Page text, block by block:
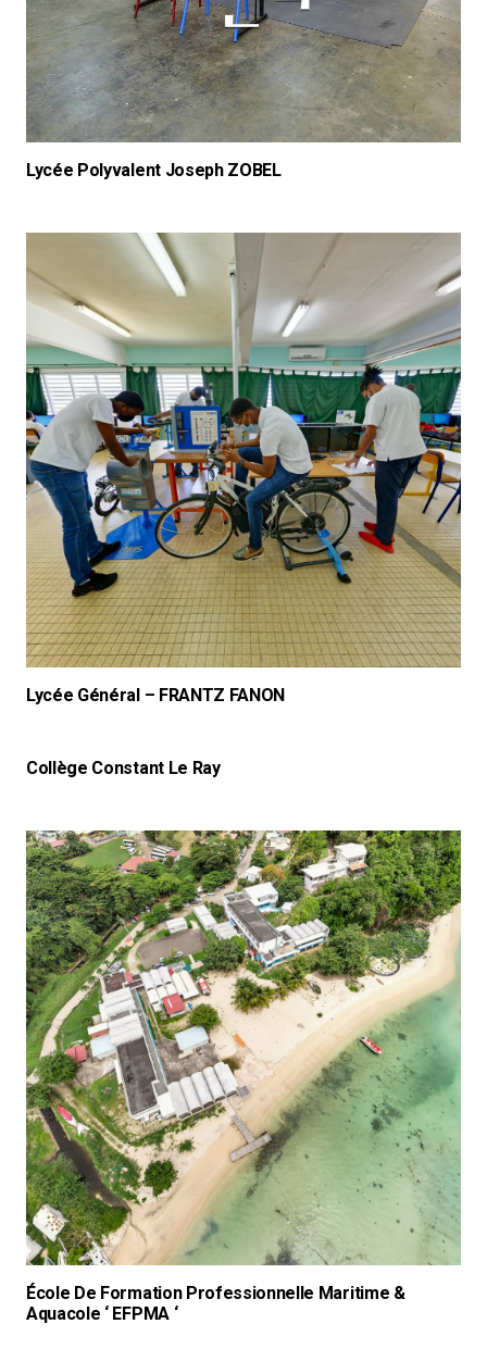
Lycée Polyvalent Joseph ZOBEL
Lycée Général – FRANTZ FANON
Collège Constant Le Ray
École De Formation Professionnelle Maritime &
Aquacole ‘ EFPMA ‘